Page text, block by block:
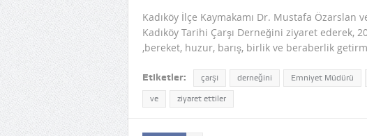
Kadıköy İlçe Kaymakamı Dr. Mustafa Özarslan
Kadıköy Tarihi Çarşı Derneğini ziyaret ederek,
,bereket, huzur, barış, birlik ve beraberlik
Etiketler: çarşı derneğini Emniyet Müdürü
ve ziyaret ettiler